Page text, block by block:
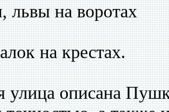
на воротах
на крестах.
описана